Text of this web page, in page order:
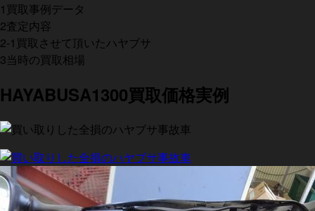
1 買取事例データ
2査定内容
2-1 買取させて頂いたハヤブサ
3当時の買取相場
HAYABUSA1300買取価格実例